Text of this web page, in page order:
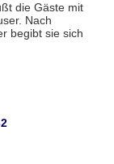
die Gäste mit
Nach
begibt sie sich